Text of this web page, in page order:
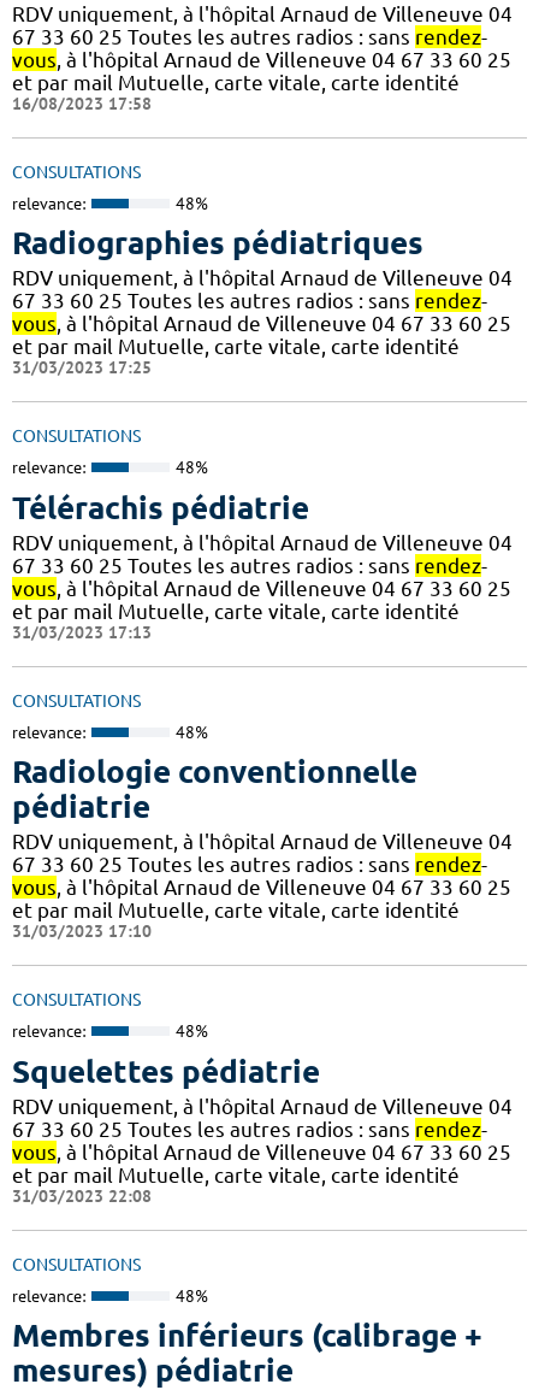
RDV uniquement, à l'hôpital Arnaud de Villeneuve 04
67 33 60 25 Toutes les autres radios : sans rendez-
vous, à l'hôpital Arnaud de Villeneuve 04 67 33 60 25
et par mail Mutuelle, carte vitale, carte identité
16/08/2023 17:58
CONSULTATIONS
relevance: 48%
Radiographies pédiatriques
RDV uniquement, à l'hôpital Arnaud de Villeneuve 04
67 33 60 25 Toutes les autres radios : sans rendez-
vous, à l'hôpital Arnaud de Villeneuve 04 67 33 60 25
et par mail Mutuelle, carte vitale, carte identité
31/03/2023 17:25
CONSULTATIONS
relevance: 48%
Télérachis pédiatrie
RDV uniquement, à l'hôpital Arnaud de Villeneuve 04
67 33 60 25 Toutes les autres radios : sans rendez-
vous, à l'hôpital Arnaud de Villeneuve 04 67 33 60 25
et par mail Mutuelle, carte vitale, carte identité
31/03/2023 17:13
CONSULTATIONS
relevance: 48%
Radiologie conventionnelle
pédiatrie
RDV uniquement, à l'hôpital Arnaud de Villeneuve 04
67 33 60 25 Toutes les autres radios : sans rendez-
vous, à l'hôpital Arnaud de Villeneuve 04 67 33 60 25
et par mail Mutuelle, carte vitale, carte identité
31/03/2023 17:10
CONSULTATIONS
relevance: 48%
Squelettes pédiatrie
RDV uniquement, à l'hôpital Arnaud de Villeneuve 04
67 33 60 25 Toutes les autres radios : sans rendez-
vous, à l'hôpital Arnaud de Villeneuve 04 67 33 60 25
et par mail Mutuelle, carte vitale, carte identité
31/03/2023 22:08
CONSULTATIONS
relevance: 48%
Membres inférieurs (calibrage +
mesures) pédiatrie